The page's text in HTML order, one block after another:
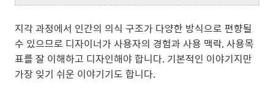
지각 과정에서 인간의 의식 구조가 다양한 방식으로 편향될
수 있으므로 디자이너가 사용자의 경험과 사용 맥락, 사용목
표를 잘 이해하고 디자인해야 합니다. 기본적인 이야기지만
가장 잊기 쉬운 이야기기도 합니다.